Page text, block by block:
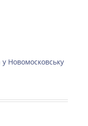
у Новомосковську